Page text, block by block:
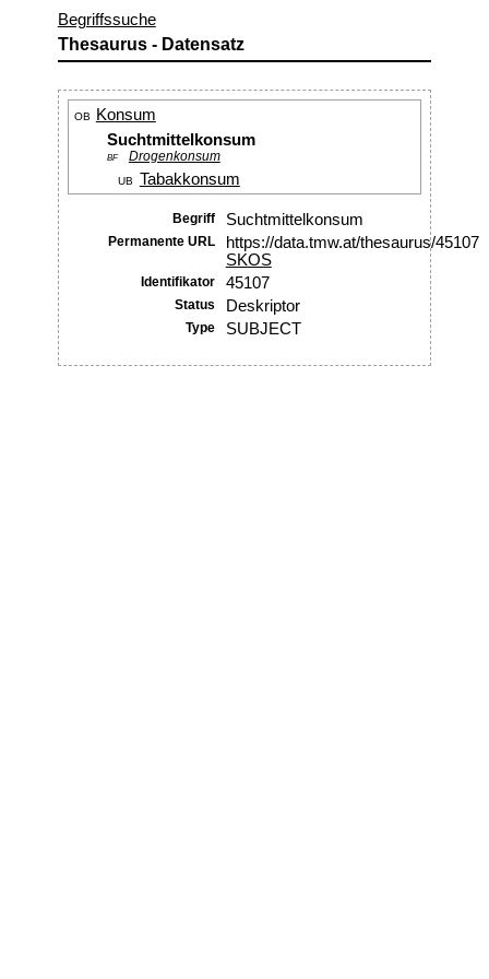
Begriffssuche
Thesaurus - Datensatz
OB
Konsum
Suchtmittelkonsum
BF Drogenkonsum
UB Tabakkonsum
Begriff Suchtmittelkonsum
Permanente URL
https://data.tmw.at/thesaurus/45107
SKOS
Identifikator 45107
Status Deskriptor
Type SUBJECT